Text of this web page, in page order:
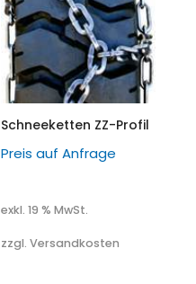
Schneeketten ZZ-Profil
Preis auf Anfrage
exkl. 19 % MwSt.
zzgl. Versandkosten